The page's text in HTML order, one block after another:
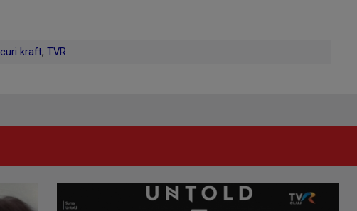
kraft, TVR